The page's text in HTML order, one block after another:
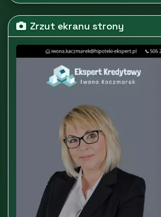
Zrzut ekranu strony